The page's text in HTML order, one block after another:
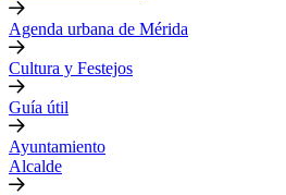
Agenda urbana de Mérida
Cultura y Festejos
Guía útil
Ayuntamiento
Alcalde